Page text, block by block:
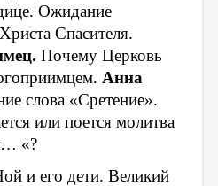
Ожидание
Почему Церковь
Анна
слова «Сретение».
или поется молитва
«?
и его дети. Великий